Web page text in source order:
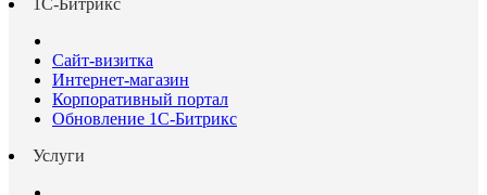
1С-Битрикс
Сайт-визитка
Интернет-магазин
Корпоративный портал
Обновление 1С-Битрикс
Услуги